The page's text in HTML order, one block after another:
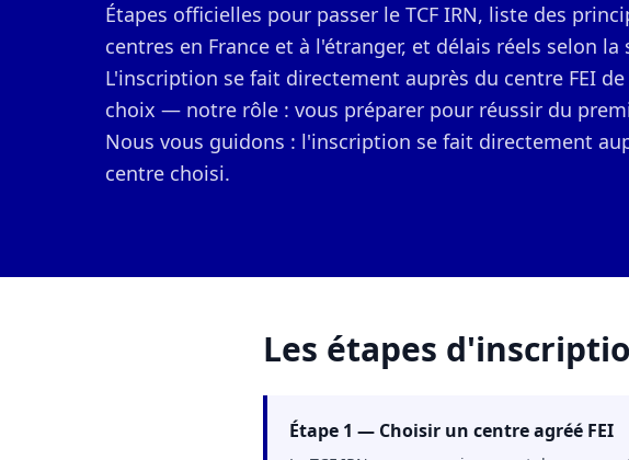
Étapes officielles pour passer le TCF IRN, liste des
centres en France et à l'étranger, et délais réels selon la
L'inscription se fait directement auprès du centre FEI
choix — notre rôle : vous préparer pour réussir du
Nous vous guidons : l'inscription se fait directement
centre choisi.
Les étapes
Étape 1 — Choisir un centre agréé FEI